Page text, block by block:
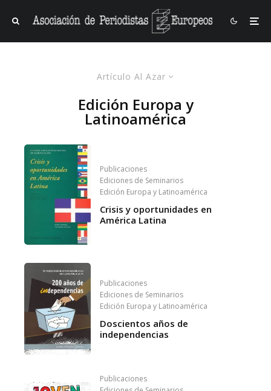
Artículo Al Azar
Edición Europa y
Latinoamérica
Publicaciones
Ediciones de Seminarios
Edición Europa y Latinoamérica
Crisis y oportunidades en
América Latina
Publicaciones
Ediciones de Seminarios
Edición Europa y Latinoamérica
Doscientos años de
independencias
Publicaciones